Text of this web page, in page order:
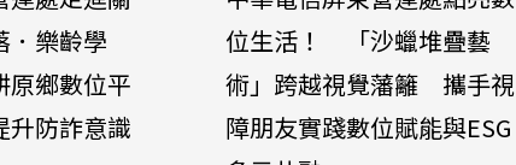
．樂齡學
鄉數位平
防詐意識
位生活！ 「沙蠟堆疊藝
術」跨越視覺藩籬 攜手視
障朋友實踐數位賦能與ESG